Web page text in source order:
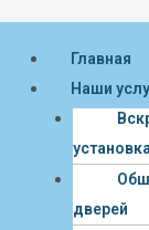
Главная
Наши
дверей